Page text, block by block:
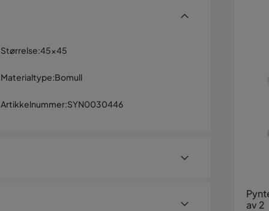
Størrelse:45x45
Materialtype:Bomull
Artikkelnummer:SYN0030446
av 2